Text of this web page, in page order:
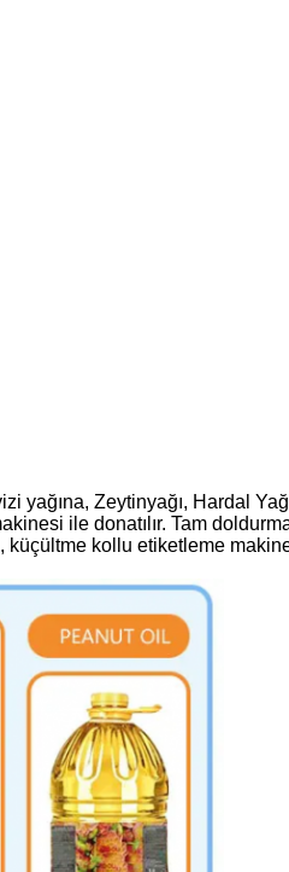
yağına, Zeytinyağı, Hardal
ile donatılır. Tam
küçültme kollu etiketleme